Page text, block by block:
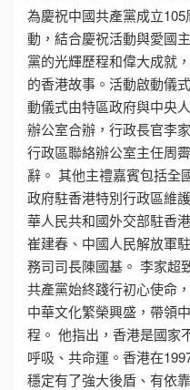
為慶祝中國共產黨成立
動，結合慶祝活動與愛國
黨的光輝歷程和偉大成就
的香港故事。活動啟動儀
動儀式由特區政府與中央
辦公室合辦，行政長官李
行政區聯絡辦公室主任周
辭。 其他主禮嘉賓包括全
政府駐香港特別行政區維
華人民共和國外交部駐香
崔建春、中國人民解放軍
務司司長陳國基。 李家超
共產黨始終踐行初心使命
中華文化繁榮興盛，帶領
程。 他指出，香港是國家
呼吸、共命運。香港在
穩定有了強大後盾、有依